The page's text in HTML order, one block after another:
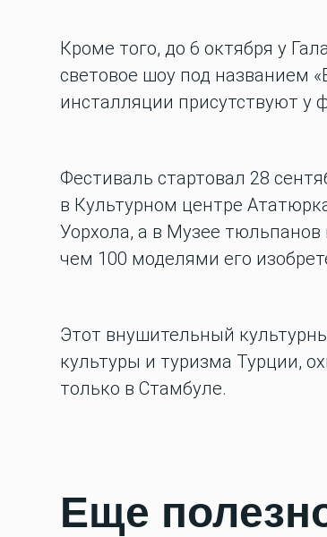
Кроме того, до 6 октября у
световое шоу под названием
инсталляции присутствуют у
Фестиваль стартовал 28
в Культурном центре
Уорхола, а в Музее
чем 100 моделями его
Этот внушительный
культуры и туризма Турции,
только в Стамбуле.
Еще